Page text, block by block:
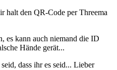
halt den QR-Code per Threema
es kann auch niemand die ID
Hände gerät...
dass ihr es seid... Lieber